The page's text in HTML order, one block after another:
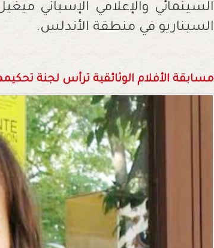
السينمائي والإعلامي الإسباني
السيناريو في منطقة الأندلس.
مسابقة الأفلام الوثائقية ترأس لجنة